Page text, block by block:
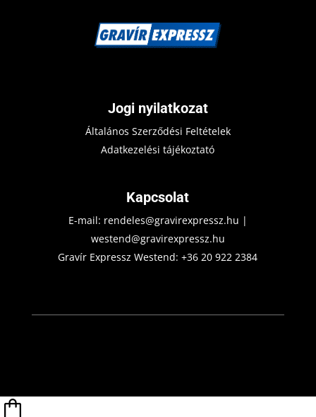
Jogi nyilatkozat
Általános Szerződési Feltételek
Adatkezelési tájékoztató
Kapcsolat
E-mail: rendeles@gravirexpressz.hu |
westend@gravirexpressz.hu
Gravír Expressz Westend:+36 20 922 2384